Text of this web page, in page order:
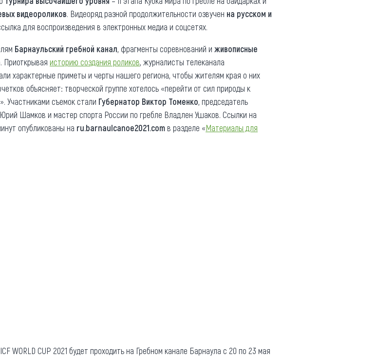
видеороликов. Видеоряд разной продолжительности озвучен на русском и
для воспроизведения в электронных медиа и соцсетях.
Барнаульский гребной канал, фрагменты соревнований и живописные
. Приоткрывая историю создания роликов, журналисты телеканала
характерные приметы и черты нашего региона, чтобы жителям края о них
объясняет: творческой группе хотелось «перейти от сил природы к
Участниками съемок стали Губернатор Виктор Томенко, председатель
Шамков и мастер спорта России по гребле Владлен Ушаков. Ссылки на
опубликованы на ru.barnaulcanoe2021.comв разделе «Материалы для
WORLD CUP 2021 будет проходить на Гребном канале Барнаула с 20 по 23 мая